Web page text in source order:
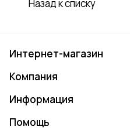
Назад к списку
Интернет-магазин
Компания
Информация
Помощь